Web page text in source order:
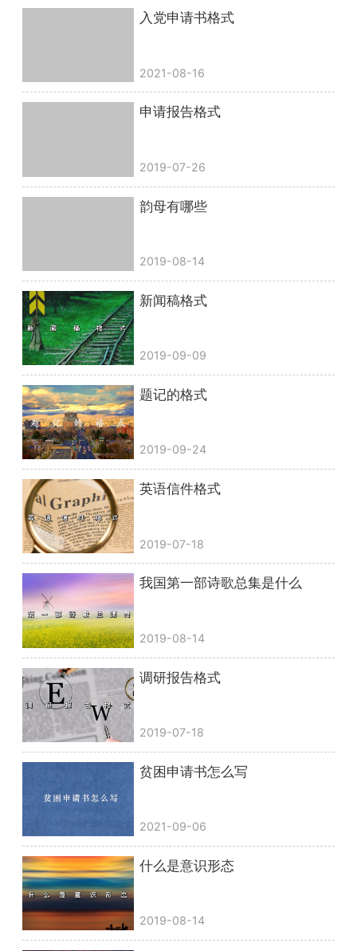
入党申请书格式
2021-08-16
申请报告格式
2019-07-26
韵母有哪些
2019-08-14
新闻稿格式
2019-09-09
题记的格式
2019-09-24
英语信件格式
2019-07-18
我国第一部诗歌总集是什么
2019-08-14
调研报告格式
2019-07-18
贫困申请书怎么写
2021-09-06
什么是意识形态
2019-08-14